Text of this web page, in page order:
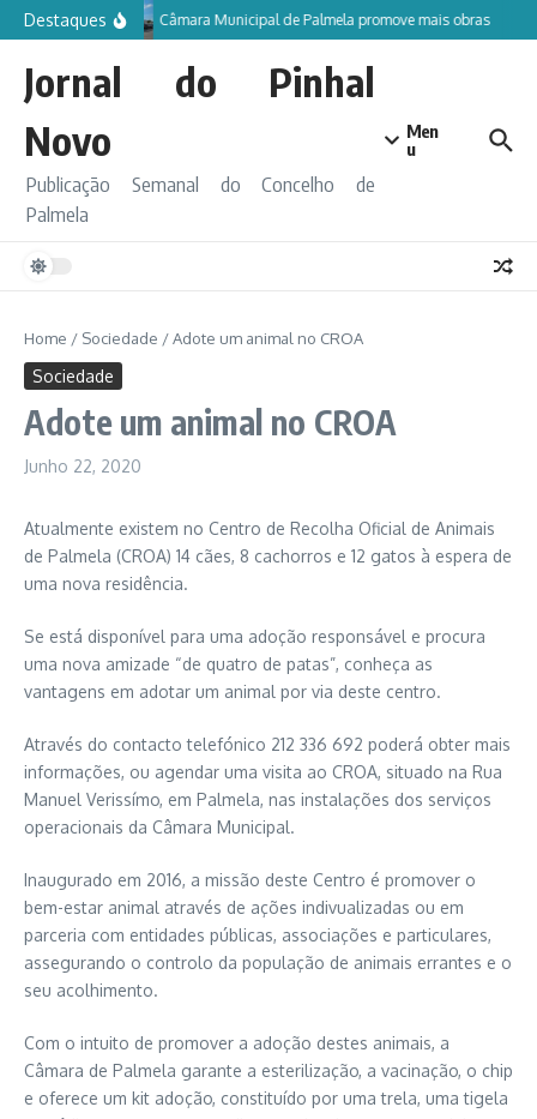
Ir para o conteúdo
Destaques Câmara Municipal de Palmela promove mais obras
Jornal do Pinhal
Novo
Publicação Semanal do Concelho de
Palmela
Men
u
Home / Sociedade /Adote um animal no CROA
Sociedade
Adote um animal no CROA
Junho 22, 2020
Atualmente existem no Centro de Recolha Oficial de Animais
de Palmela (CROA) 14 cães, 8 cachorros e 12 gatos à espera de
uma nova residência.
Se está disponível para uma adoção responsável e procura
uma nova amizade “de quatro de patas”, conheça as
vantagens em adotar um animal por via deste centro.
Através do contacto telefónico 212 336 692 poderá obter mais
informações, ou agendar uma visita ao CROA, situado na Rua
Manuel Verissímo, em Palmela, nas instalações dos serviços
operacionais da Câmara Municipal.
Inaugurado em 2016, a missão deste Centro é promover o
bem-estar animal através de ações indivualizadas ou em
parceria com entidades públicas, associações e particulares,
assegurando o controlo da população de animais errantes e o
seu acolhimento.
Com o intuito de promover a adoção destes animais, a
Câmara de Palmela garante a esterilização, a vacinação, o chip
e oferece um kit adoção, constituído por uma trela, uma tigela